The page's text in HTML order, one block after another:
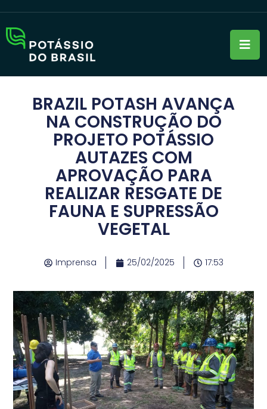
BRAZIL POTASH AVANÇA
NA CONSTRUÇÃO DO
PROJETO POTÁSSIO
AUTAZES COM
APROVAÇÃO PARA
REALIZAR RESGATE DE
FAUNA E SUPRESSÃO
VEGETAL
Imprensa 25/02/2025 17:53